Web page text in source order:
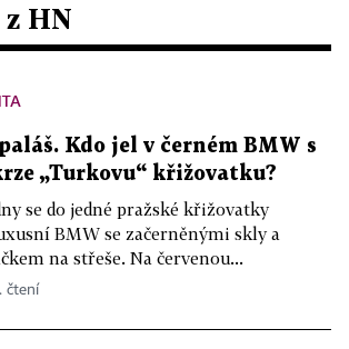
HN
Kdo jel v černém BMW s
„Turkovu“ křižovatku?
se do jedné pražské křižovatky
BMW se začerněnými skly a
na střeše. Na červenou...
čtení